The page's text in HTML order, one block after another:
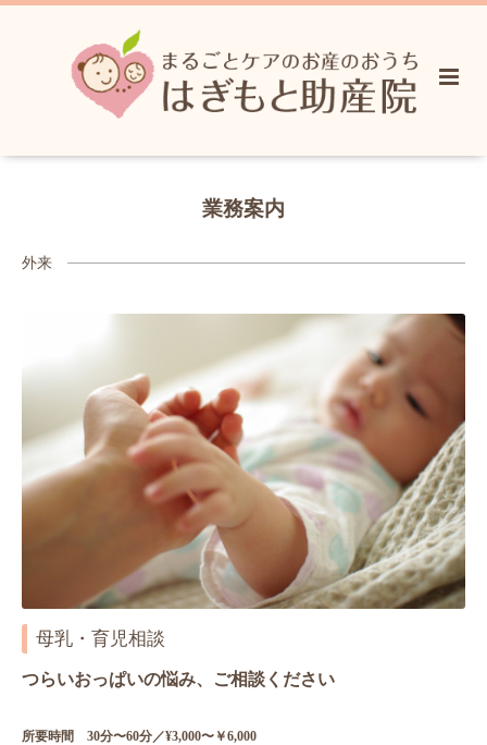
業務案内
外来
母乳・育児相談
つらいおっぱいの悩み、ご相談ください
所要時間 30分〜60分／¥3,000〜￥6,000